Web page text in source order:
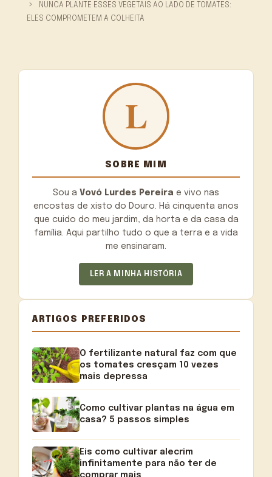
NUNCA PLANTE ESSES VEGETAIS AO LADO DE TOMATES:
ELES COMPROMETEM A COLHEITA
SOBRE MIM
Sou a Vovó Lurdes Pereira e vivo nas
encostas de xisto do Douro. Há cinquenta anos
que cuido do meu jardim, da horta e da casa da
família. Aqui partilho tudo o que a terra e a vida
me ensinaram.
LER A MINHA HISTÓRIA
ARTIGOS PREFERIDOS
O fertilizante natural faz com que
os tomates cresçam 10 vezes
mais depressa
Como cultivar plantas na água em
casa? 5 passos simples
Eis como cultivar alecrim
infinitamente para não ter de